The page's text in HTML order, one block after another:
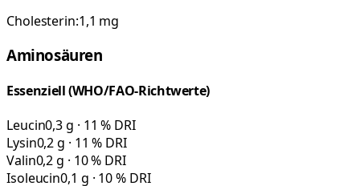
Cholesterin:1,1 mg
Aminosäuren
Essenziell (WHO/FAO-Richtwerte)
Leucin0,3 g · 11 % DRI
Lysin0,2 g · 11 % DRI
Valin0,2 g · 10 % DRI
Isoleucin0,1 g · 10 % DRI